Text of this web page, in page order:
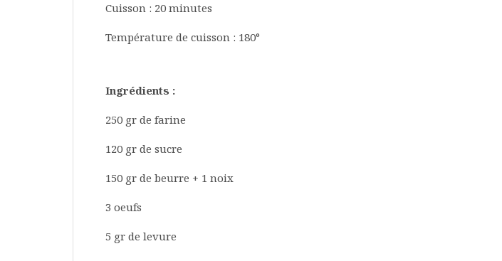
Cuisson : 20 minutes
Température de cuisson : 180°
Ingrédients :
250 gr de farine
120 gr de sucre
150 gr de beurre + 1 noix
3 oeufs
5 gr de levure